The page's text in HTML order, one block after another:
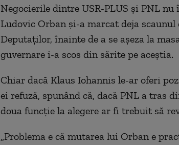
Negocierile dintre USR-PLUS și PNL
Ludovic Orban și-a marcat deja scaunul
Deputaților, înainte de a se așeza la
guvernare i-a scos din sărite pe aceștia.
Chiar dacă Klaus Iohannis le-ar oferi
ei refuză, spunând că, dacă PNL a tras
doua funcție la alegere ar fi trebuit să
„Problema e că mutarea lui Orban e